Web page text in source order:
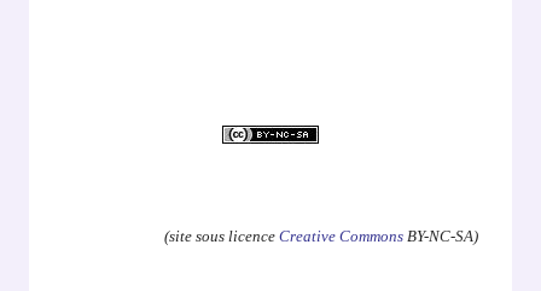
(site sous licence Creative CommonsBY-NC-SA)